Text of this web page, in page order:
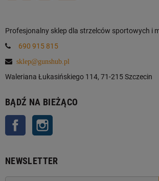
Profesjonalny sklep dla strzelców sportowych i
690 915 815
sklep@gunshub.pl
Waleriana Łukasińskiego 114, 71-215 Szczecin
BĄDŹ NA BIEŻĄCO
Facebook
NEWSLETTER